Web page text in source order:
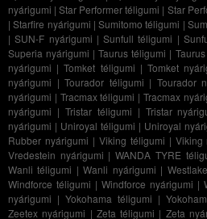
nyárigumi |Star Performer téligumi | Star
|Starfire nyárigumi |Sumitomo téligumi |
|SUN-F nyárigumi | Sunfull téligumi |
Superia nyárigumi |Taurus téligumi |
nyárigumi |Tomket téligumi | Tomket
nyárigumi |Tourador téligumi | Tourador
nyárigumi | Tracmax téligumi |Tracmax
nyárigumi | Tristar téligumi | Tristar
nyárigumi | Uniroyal téligumi | Uniroyal
Rubber nyárigumi | Viking téligumi | Viking
Vredestein nyárigumi |WANDA TYRE
Wanli téligumi |Wanli nyárigumi |
Windforce téligumi | Windforce nyárigumi |
nyárigumi | Yokohama téligumi |
Zeetex nyárigumi | Zeta téligumi | Zeta